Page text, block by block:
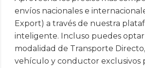
envíos nacionales e
Export) a través de nuestra
inteligente. Incluso puedes
modalidad de Transporte
vehículo y conductor exclusivos